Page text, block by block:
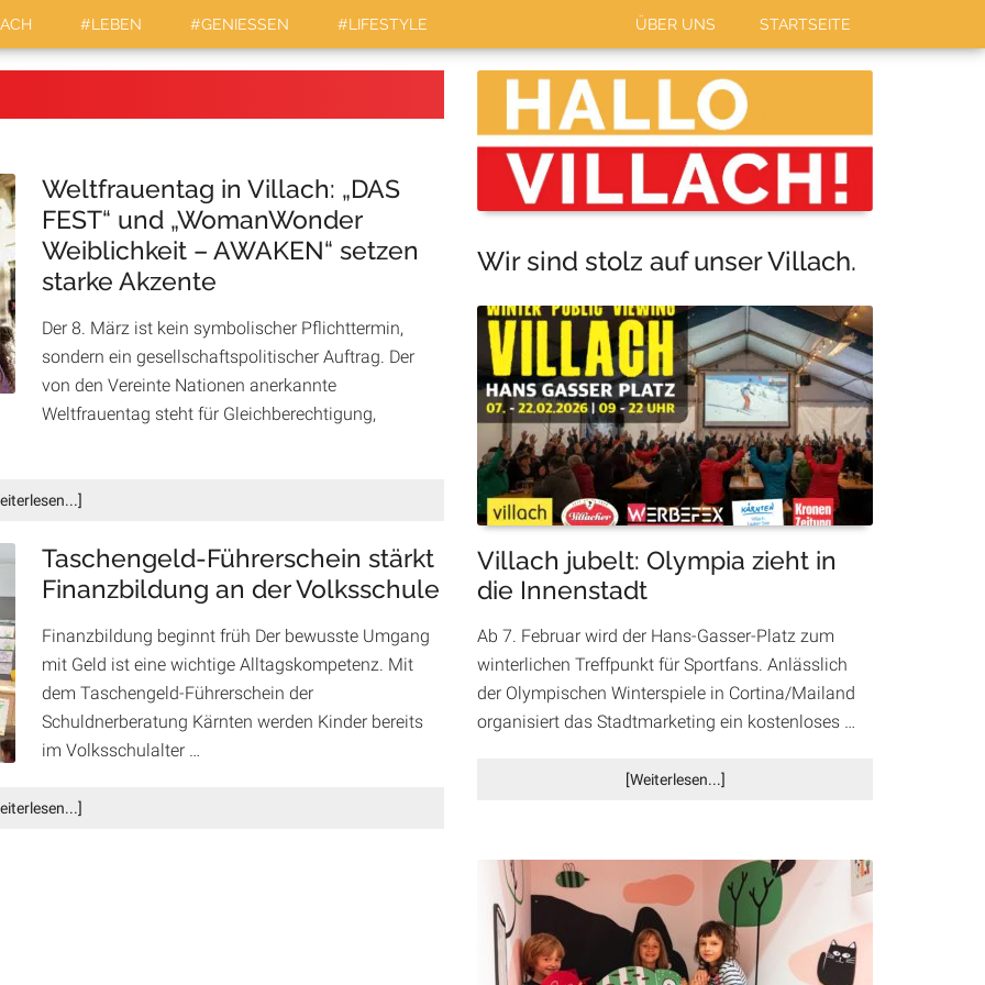
#LEBEN #GENIESSEN #LIFESTYLE STARTSEITE
ÜBER UNS
Weltfrauentag in Villach: „DAS
FEST“ und „WomanWonder
Weiblichkeit – AWAKEN“ setzen
starke Akzente
Der 8. März ist kein symbolischer Pflichttermin,
sondern ein gesellschaftspolitischer Auftrag. Der
von den Vereinte Nationen anerkannte
Weltfrauentag steht für Gleichberechtigung,
Infos
Plugin
Weltfrauentag
in
„DAS
FEST“
und
„WomanWonder
Weiblichkeit
setzen
Taschengeld-Führerschein stärkt
Finanzbildung an der Volksschule
Finanzbildung beginnt früh Der bewusste Umgang
mit Geld ist eine wichtige Alltagskompetenz. Mit
dem Taschengeld-Führerschein der
Schuldnerberatung Kärnten werden Kinder bereits
im Volksschulalter …
Infos
Haupt-
Sidebar
Wir sind stolz auf unser Villach.
Villach jubelt: Olympia zieht in
die Innenstadt
Ab 7. Februar wird der Hans-Gasser-Platz zum
winterlichen Treffpunkt für Sportfans. Anlässlich
der Olympischen Winterspiele in Cortina/Mailand
organisiert das Stadtmarketing ein kostenloses …
[Weiterlesen...]Infos
jubelt:
Olympia
zieht
in
die